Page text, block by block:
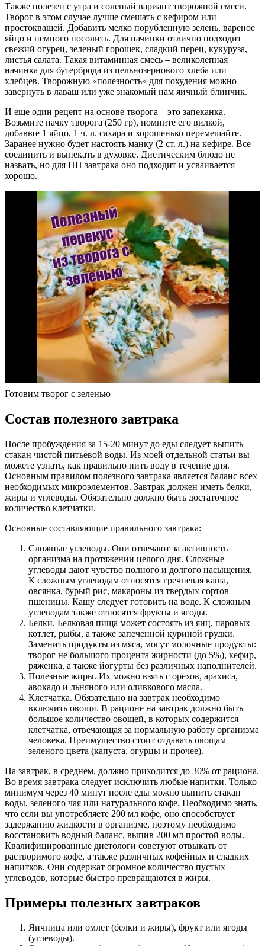
Также полезен с утра и соленый вариант творожной смеси.
Творог в этом случае лучше смешать с кефиром или
простоквашей. Добавить мелко порубленную зелень, вареное
яйцо и немного посолить. Для начинки отлично подходит
свежий огурец, зеленый горошек, сладкий перец, кукуруза,
листья салата. Такая витаминная смесь – великолепная
начинка для бутерброда из цельнозернового хлеба или
хлебцев. Творожную «полезность» для похудения можно
завернуть в лаваш или уже знакомый нам яичный блинчик.
И еще один рецепт на основе творога – это запеканка.
Возьмите пачку творога (250 гр), помните его вилкой,
добавьте 1 яйцо, 1 ч. л. сахара и хорошенько перемешайте.
Заранее нужно будет настоять манку (2 ст. л.) на кефире. Все
соединить и выпекать в духовке. Диетическим блюдо не
назвать, но для ПП завтрака оно подходит и усваивается
хорошо.
Готовим творог с зеленью
Состав полезного завтрака
После пробуждения за 15-20 минут до еды следует выпить
стакан чистой питьевой воды. Из моей отдельной статьи вы
можете узнать, как правильно пить воду в течение дня.
Основным правилом полезного завтрака является баланс всех
необходимых микроэлементов. Завтрак должен иметь белки,
жиры и углеводы. Обязательно должно быть достаточное
количество клетчатки.
Основные составляющие правильного завтрака:
Сложные углеводы. Они отвечают за активность
организма на протяжении целого дня. Сложные
углеводы дают чувство полного и долгого насыщения.
К сложным углеводам относятся гречневая каша,
овсянка, бурый рис, макароны из твердых сортов
пшеницы. Кашу следует готовить на воде. К сложным
углеводам также относятся фрукты и ягоды.
Белки. Белковая пища может состоять из яиц, паровых
котлет, рыбы, а также запеченной куриной грудки.
Заменить продукты из мяса, могут молочные продукты:
творог не большого процента жирности (до 5%), кефир,
ряженка, а также йогурты без различных наполнителей.
Полезные жиры. Их можно взять с орехов, арахиса,
авокадо и льняного или оливкового масла.
Клетчатка. Обязательно на завтрак необходимо
включить овощи. В рационе на завтрак должно быть
большое количество овощей, в которых содержится
клетчатка, отвечающая за нормальную работу организма
человека. Преимущество стоит отдавать овощам
зеленого цвета (капуста, огурцы и прочее).
На завтрак, в среднем, должно приходится до 30% от рациона.
Во время завтрака следует исключить любые напитки. Только
минимум через 40 минут после еды можно выпить стакан
воды, зеленого чая или натурального кофе. Необходимо знать,
что если вы употребляете 200 мл кофе, оно способствует
задержанию жидкости в организме, поэтому необходимо
восстановить водный баланс, выпив 200 мл простой воды.
Квалифицированные диетологи советуют отвыкать от
растворимого кофе, а также различных кофейных и сладких
напитков. Они содержат огромное количество пустых
углеводов, которые быстро превращаются в жиры.
Примеры полезных завтраков
Яичница или омлет (белки и жиры), фрукт или ягоды
(углеводы).